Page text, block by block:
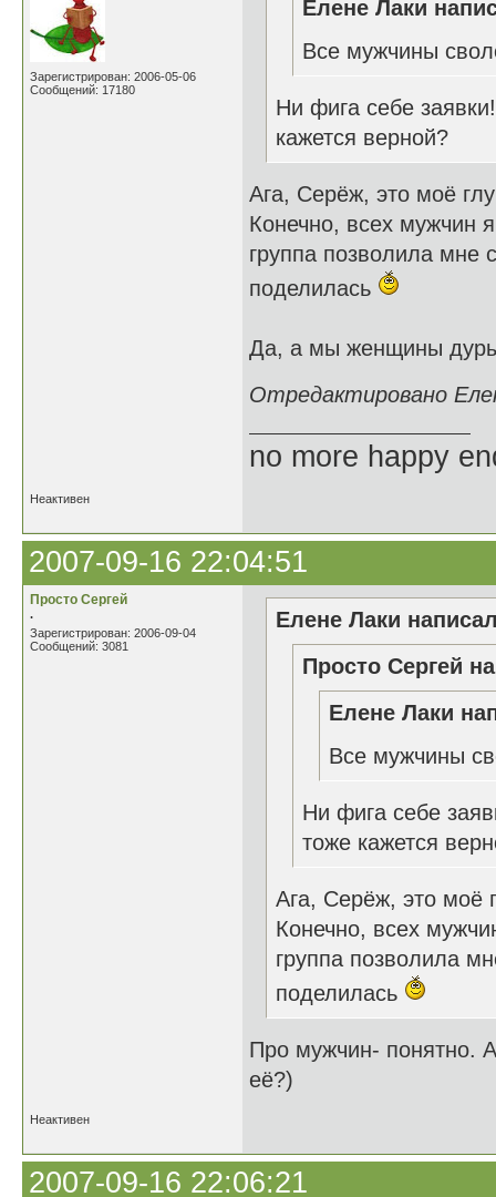
Зарегистрирован: 2006-05-06
Сообщений: 17180
Елене Лаки
Все мужчины
Ни фига себе
кажется верной?
Ага, Серёж, это моё
Конечно, всех мужчин
группа позволила мне
поделилась
Да, а мы женщины
Отредактировано
no more happy
Неактивен
2007-09-16 22:04:51
Просто Сергей
.
Зарегистрирован: 2006-09-04
Сообщений: 3081
Елене Лаки
Просто Сергей
Елене Лаки
Все мужчины
Ни фига себе
тоже кажется
Ага, Серёж, это моё
Конечно, всех
группа позволила
поделилась
Про мужчин- понятно.
её?)
Неактивен
2007-09-16 22:06:21